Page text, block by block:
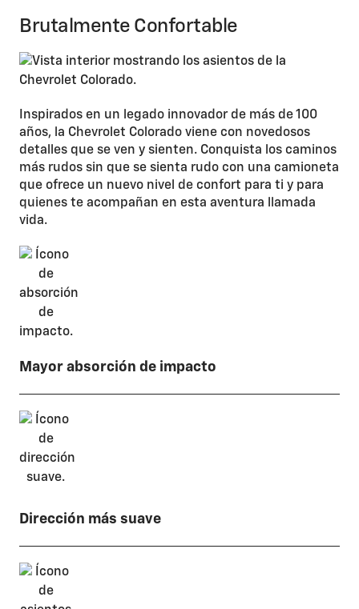
Brutalmente Confortable
Inspirados en un legado innovador de más de 100
años, la Chevrolet Colorado viene con novedosos
detalles que se ven y sienten. Conquista los caminos
más rudos sin que se sienta rudo con una camioneta
que ofrece un nuevo nivel de confort para ti y para
quienes te acompañan en esta aventura llamada
vida.
Mayor absorción de impacto
Dirección más suave